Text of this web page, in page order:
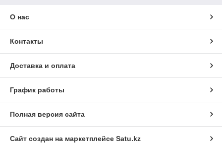
О нас
Контакты
Доставка и оплата
График работы
Полная версия сайта
Сайт создан на маркетплейсе Satu.kz